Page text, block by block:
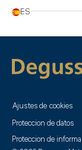
ES
Ajustes de cookies
Proteccion de datos
Proteccion de